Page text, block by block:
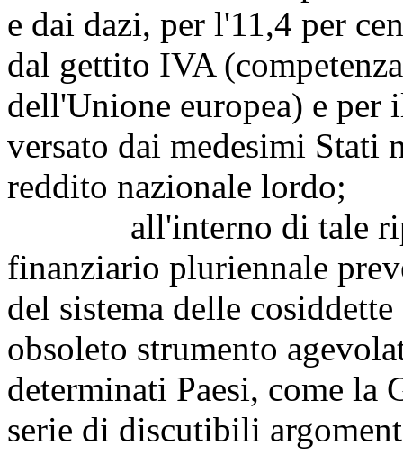
e dai dazi, per l'11,4 per
dal gettito IVA
dell'Unione europea) e per
versato dai medesimi Stati
reddito nazionale lordo;
all'interno di tale
finanziario pluriennale
del sistema delle
obsoleto strumento
determinati Paesi, come la
serie di discutibili